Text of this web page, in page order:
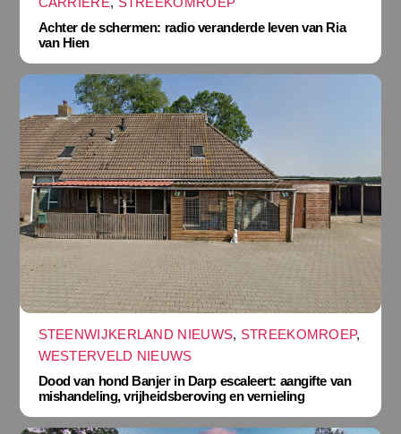
Achter de schermen: radio veranderde leven van Ria
van Hien
STEENWIJKERLAND NIEUWS, STREEKOMROEP,
WESTERVELD NIEUWS
Dood van hond Banjer in Darp escaleert: aangifte van
mishandeling, vrijheidsberoving en vernieling